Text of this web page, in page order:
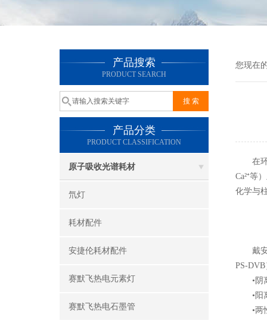
产品搜索
PRODUCT SEARCH
产品分类
PRODUCT CLASSIFICATION
原子吸收光谱耗材
氘灯
耗材配件
安捷伦耗材配件
赛默飞热电元素灯
赛默飞热电石墨管
您现在
在环境
Ca²⁺等
化学与
戴安
PS-
•阴离
•阳离
•两性